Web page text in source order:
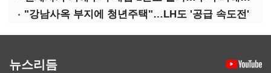
"강남사옥 부지에 청년주택"…LH도 '공급 속도전'
뉴스리듬